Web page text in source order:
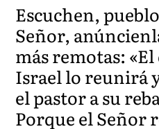
Escuchen,
Señor,
más remotas:
Israel lo reunirá
el pastor a su
Porque el Señor